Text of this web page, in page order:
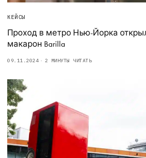
КЕЙСЫ
Проход в метро Нью-Йорка
макарон Barilla
09.11.2024 2 МИНУТЫ ЧИТАТЬ